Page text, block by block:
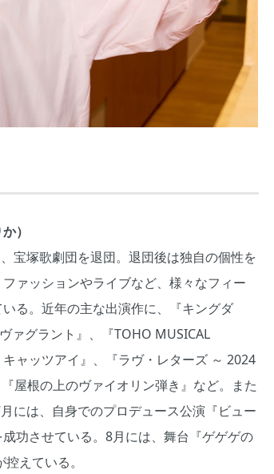
）
宝塚歌劇団を退団。退団後は独自の個性を
ァッションやライブなど、様々なフィー
る。近年の主な出演作に、『キングダ
ァグラント』、『TOHO MUSICAL
ャッツアイ』、『ラヴ・レターズ ～ 2024
屋根の上のヴァイオリン弾き』など。また
には、自身でのプロデュース公演『ビュー
功させている。8月には、舞台『ゲゲゲの
えている。